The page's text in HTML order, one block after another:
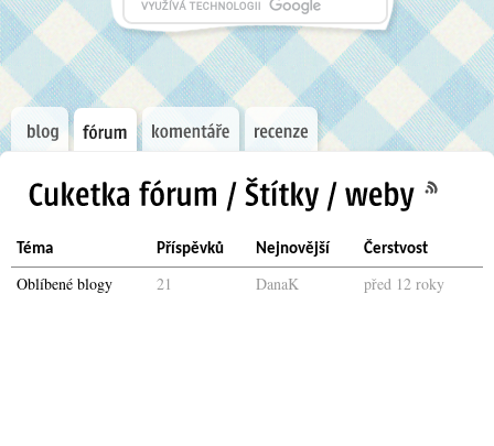
Téma Příspěvků Nejnovější Čerstvost
Oblíbené blogy 21 DanaK před 12 roky